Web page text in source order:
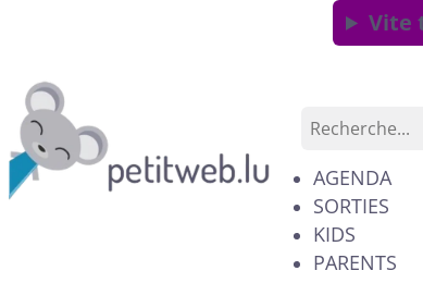
Vite
AGENDA
SORTIES
KIDS
PARENTS